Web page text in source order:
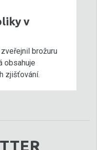
v
brožuru
obsahuje
zjišťování.